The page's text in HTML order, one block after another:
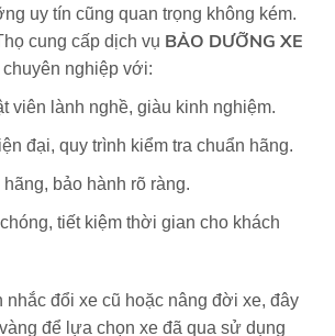
uy tín cũng quan trọng không kém.
cung cấp dịch vụ BẢO DƯỠNG XE
chuyên nghiệp với:
viên lành nghề, giàu kinh nghiệm.
đại, quy trình kiểm tra chuẩn hãng.
bảo hành rõ ràng.
tiết kiệm thời gian cho khách
nhắc đổi xe cũ hoặc nâng đời xe, đây
để lựa chọn xe đã qua sử dụng